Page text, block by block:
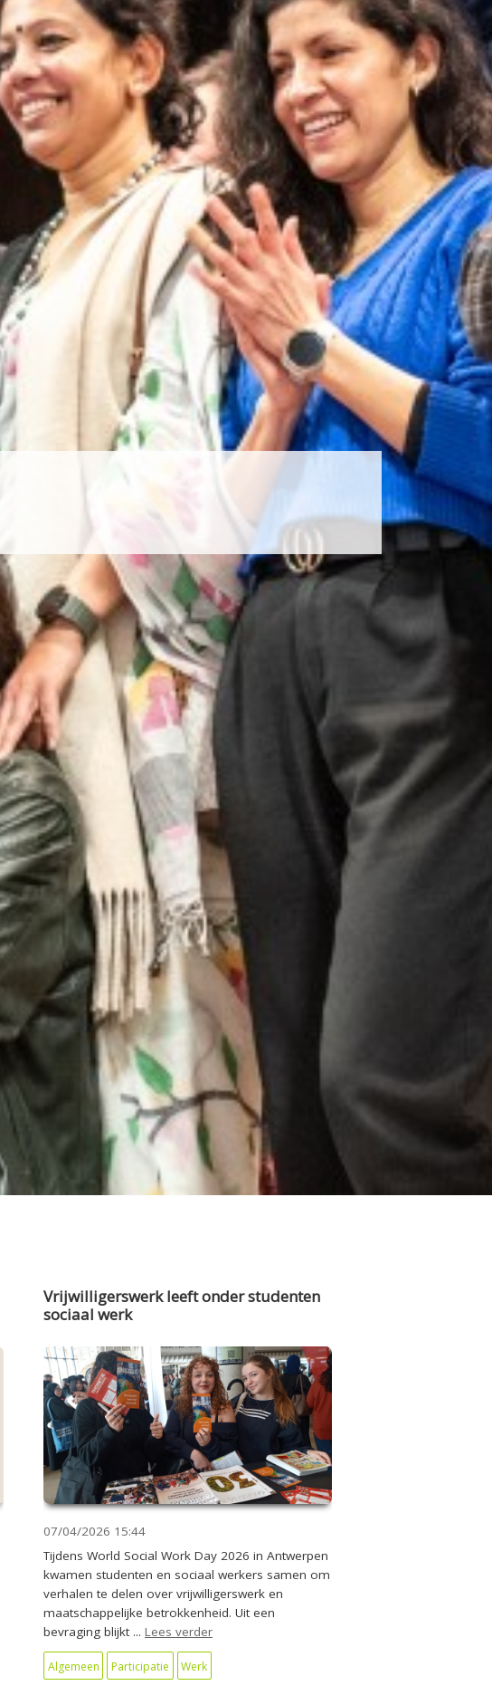
Vrijwilligerswerk leeft onder studenten
sociaal werk
07/04/2026 15:44
Tijdens World Social Work Day 2026 in Antwerpen
kwamen studenten en sociaal werkers samen om
verhalen te delen over vrijwilligerswerk en
maatschappelijke betrokkenheid. Uit een
bevraging blijkt ... Lees verder
Algemeen Participatie Werk